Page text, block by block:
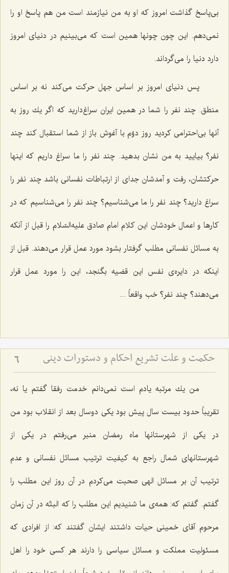
بی‌پاسخ گذاشت امروز كه او به من نیازمند است من هم پاسخ او را
نمی‌دهم. این چون چونها همین است كه می‌بینیم در دنیای امروز
دارد دنیا را می‌گرداند.
پس دنیای امروز بر اساس جهل حركت می‌كند نه بر اساس
منطق. چند نفر را شما در همین ایران سراغ‌دارید كه اگر یك روز به
آنها بی‌احترامی كردید روز دوّم با آغوش باز از شما استقبال كند چند
نفر؟ بیایید به من نشان بدهید. چند نفر را ما سراغ داریم كه اینها
حركتشان، رفت و آمدشان جدای از ارتباطات نفسانی باشد چند نفر را
سراغ دارید؟ چند نفر را ما می‌شناسیم؟ چند نفر را می‌شناسیم كه در
كارها و اعمال خودشان این كلام امام صادق علیه‌السّلام را قبل از آنكه
به مسائل نفسانی مطلب گرفتار بشود مورد عمل قرار می‌دهند. قبل از
اینكه در دایره‌ی نفس این قضیه بگنجد، این را مورد عمل قرار
می‌دهند؟ چند نفر؟ خب واقعاً ...
حکمت و علت تشریع احکام و دستورات دینی 6
من یك مرتبه یادم است نمی‌دانم خدمت رفقا گفتم یا نه،
تقریباً حدود بیست سال پیش بود یكی دوسال بعد از انقلاب بود من
در یكی از شهرستانها ماه رمضان منبر می‌رفتم در یكی از
شهرستانهای شمال راجع به كیفیت ترتیب مسائل نفسانی و عدم
ترتیب آن بر مسائل الهی صحبت می‌كردم در آن روز این مطلب را
گفتم. گفتم كه: همه‌ی ما شنیدیم این مطلب را كه البتّه در آن زمان
مرحوم آقای خمینی حیات داشتند ایشان گفتند كه: از افرادی كه
مسئولیت مملكت و مسائل سیاسی را دارند هر كسی خود را اهل